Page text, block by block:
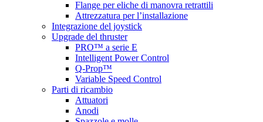
Flange per eliche di manovra retrattili
Attrezzatura per l’installazione
Integrazione del joystick
Upgrade del thruster
PRO™ a serie E
Intelligent Power Control
Q-Prop™
Variable Speed Control
Parti di ricambio
Attuatori
Anodi